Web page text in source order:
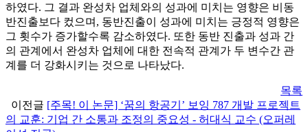
하였다. 그 결과 완성차 업체와의 성과에 미치는 영향은 비동
반진출보다 컸으며, 동반진출이 성과에 미치는 긍정적 영향은
그 횟수가 증가할수록 감소하였다. 또한 동반 진출과 성과 간
의 관계에서 완성차 업체에 대한 전속적 관계가 두 변수간 관
계를 더 강화시키는 것으로 나타났다.
목록
이전글 [주목! 이 논문] ‘꿈의 항공기’ 보잉 787 개발 프로젝트
의 교훈: 기업 간 소통과 조정의 중요성 - 허대식 교수 (오퍼레